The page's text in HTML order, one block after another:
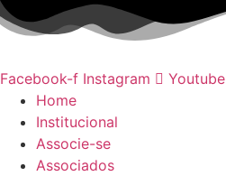
Ir
para
conteúdo
Facebook-f Instagram
Youtube
Home
Institucional
Associe-se
Associados